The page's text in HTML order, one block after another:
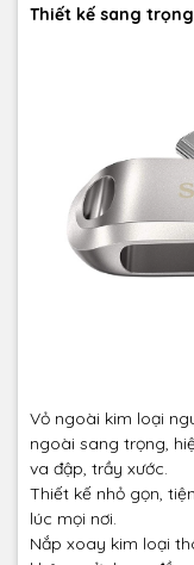
Thiết kế sang
Vỏ ngoài kim loại
ngoài sang trọng,
va đập, trầy xước.
Thiết kế nhỏ gọn,
lúc mọi nơi.
Nắp xoay kim loại